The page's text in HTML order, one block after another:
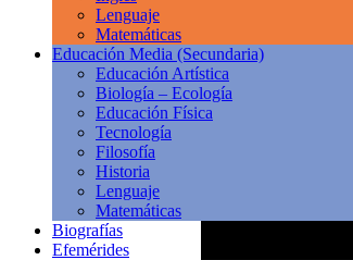
Lenguaje
Matemáticas
Educación Media (Secundaria)
Educación Artística
Biología – Ecología
Educación Física
Tecnología
Filosofía
Historia
Lenguaje
Matemáticas
Biografías
Efemérides